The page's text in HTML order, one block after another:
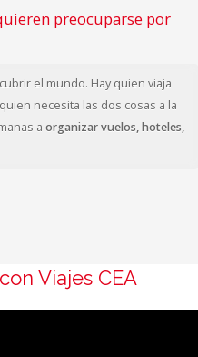
preocuparse por
el mundo. Hay quien viaja
necesita las dos cosas a la
a organizar vuelos, hoteles,
Viajes CEA